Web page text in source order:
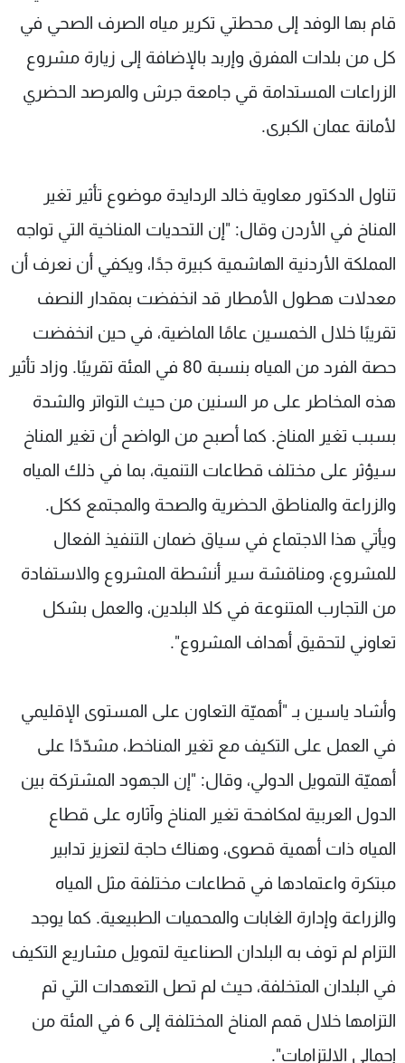
قام بها الوفد إلى محطتي تكرير مياه الصرف الصحي في
كل من بلدات المفرق وإربد بالإضافة إلى زيارة مشروع
الزراعات المستدامة قي جامعة جرش والمرصد الحضري
لأمانة عمان الكبرى.
تناول الدكتور معاوية خالد الردايدة موضوع تأثير تغير
المناخ في الأردن وقال: "إن التحديات المناخية التي تواجه
المملكة الأردنية الهاشمية كبيرة جدًا، ويكفي أن نعرف أن
معدلات هطول الأمطار قد انخفضت بمقدار النصف
تقريبًا خلال الخمسين عامًا الماضية، في حين انخفضت
حصة الفرد من المياه بنسبة 80 في المئة تقريبًا. وزاد تأثير
هذه المخاطر على مر السنين من حيث التواتر والشدة
بسبب تغير المناخ. كما أصبح من الواضح أن تغير المناخ
سيؤثر على مختلف قطاعات التنمية، بما في ذلك المياه
والزراعة والمناطق الحضرية والصحة والمجتمع ككل.
ويأتي هذا الاجتماع في سياق ضمان التنفيذ الفعال
للمشروع، ومناقشة سير أنشطة المشروع والاستفادة
من التجارب المتنوعة في كلا البلدين، والعمل بشكل
تعاوني لتحقيق أهداف المشروع".
وأشاد ياسين بـ "أهميّة التعاون على المستوى الإقليمي
في العمل على التكيف مع تغير المناخط، مشدّدًا على
أهميّة التمويل الدولي، وقال: "إن الجهود المشتركة بين
الدول العربية لمكافحة تغير المناخ وآثاره على قطاع
المياه ذات أهمية قصوى، وهناك حاجة لتعزيز تدابير
مبتكرة واعتمادها في قطاعات مختلفة مثل المياه
والزراعة وإدارة الغابات والمحميات الطبيعية. كما يوجد
التزام لم توف به البلدان الصناعية لتمويل مشاريع التكيف
في البلدان المتخلفة، حيث لم تصل التعهدات التي تم
التزامها خلال قمم المناخ المختلفة إلى 6 في المئة من
إجمالي الالتزامات".